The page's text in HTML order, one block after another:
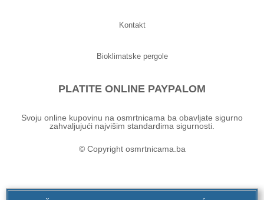
Kontakt
Bioklimatske pergole
PLATITE ONLINE PAYPALOM
Svoju online kupovinu na osmrtnicama ba obavljate sigurno
zahvaljujući najvišim standardima sigurnosti.
© Copyright osmrtnicama.ba